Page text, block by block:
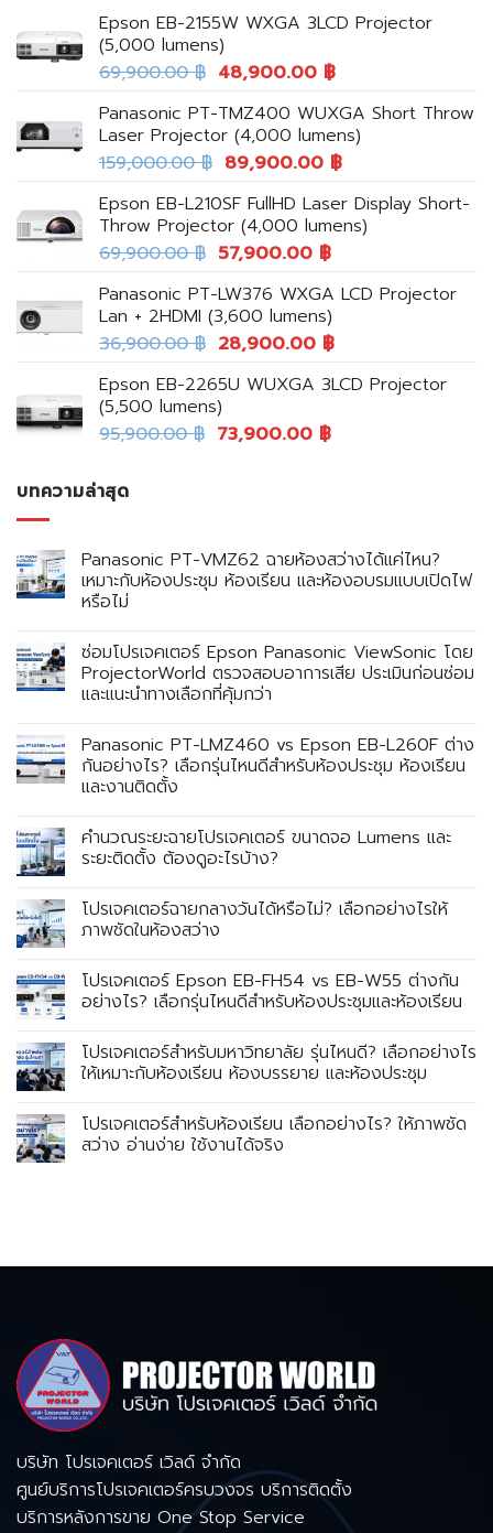
Epson EB-2155W WXGA 3LCD Projector
(5,000 lumens)
69,900.00฿ 48,900.00 ฿
Panasonic PT-TMZ400 WUXGA Short Throw
Laser Projector (4,000 lumens)
159,000.00฿ 89,900.00 ฿
Epson EB-L210SF FullHD Laser Display Short-
Throw Projector (4,000 lumens)
69,900.00฿ 57,900.00 ฿
Panasonic PT-LW376 WXGA LCD Projector
Lan + 2HDMI (3,600 lumens)
36,900.00฿ 28,900.00 ฿
Epson EB-2265U WUXGA 3LCD Projector
(5,500 lumens)
95,900.00฿ 73,900.00 ฿
บทความล่าสุด
Panasonic PT-VMZ62 ฉายห้องสว่างได้แค่ไหน?
เหมาะกับห้องประชุม ห้องเรียน และห้องอบรมแบบเปิดไฟ
หรือไม่
ซ่อมโปรเจคเตอร์ Epson Panasonic ViewSonic โดย
ProjectorWorld ตรวจสอบอาการเสีย ประเมินก่อนซ่อม
และแนะนำทางเลือกที่คุ้มกว่า
Panasonic PT-LMZ460 vs Epson EB-L260F ต่าง
กันอย่างไร? เลือกรุ่นไหนดีสำหรับห้องประชุม ห้องเรียน
และงานติดตั้ง
คำนวณระยะฉายโปรเจคเตอร์ ขนาดจอ Lumens และ
ระยะติดตั้ง ต้องดูอะไรบ้าง?
โปรเจคเตอร์ฉายกลางวันได้หรือไม่? เลือกอย่างไรให้
ภาพชัดในห้องสว่าง
โปรเจคเตอร์ Epson EB-FH54 vs EB-W55 ต่างกัน
อย่างไร? เลือกรุ่นไหนดีสำหรับห้องประชุมและห้องเรียน
โปรเจคเตอร์สำหรับมหาวิทยาลัย รุ่นไหนดี? เลือกอย่างไร
ให้เหมาะกับห้องเรียน ห้องบรรยาย และห้องประชุม
โปรเจคเตอร์สำหรับห้องเรียน เลือกอย่างไร? ให้ภาพชัด
สว่าง อ่านง่าย ใช้งานได้จริง
บริษัท โปรเจคเตอร์ เวิลด์ จำกัด
ศูนย์บริการโปรเจคเตอร์ครบวงจร บริการติดตั้ง
บริการหลังการขาย One Stop Service